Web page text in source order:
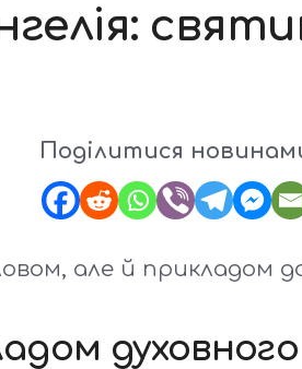
Поділитися
але й прикладом
духовного